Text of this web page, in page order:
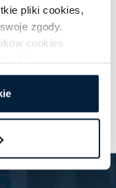
pliki cookies,
zgody.
cookies